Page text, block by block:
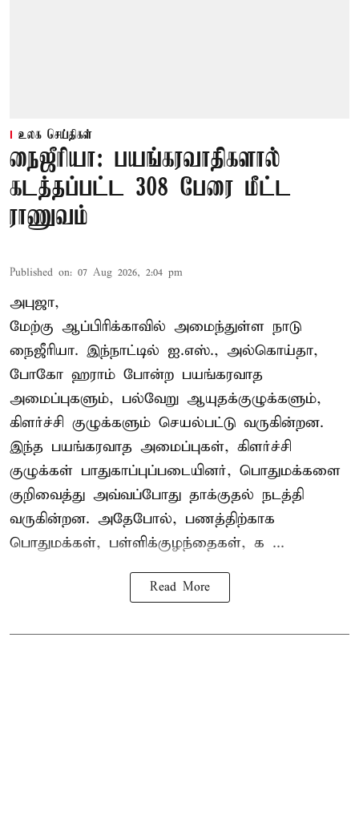
உலக செய்திகள்
நைஜீரியா: பயங்கரவாதிகளால்
கடத்தப்பட்ட 308 பேரை மீட்ட
ராணுவம்
Published on: 07 Aug 2026, 2:04 pm
அபுஜா,
மேற்கு ஆப்பிரிக்காவில் அமைந்துள்ள நாடு
நைஜீரியா. இந்நாட்டில் ஐ.எஸ்., அல்கொய்தா,
போகோ ஹராம் போன்ற பயங்கரவாத
அமைப்புகளும், பல்வேறு ஆயுதக்குழுக்களும்,
கிளர்ச்சி குழுக்களும் செயல்பட்டு வருகின்றன.
இந்த பயங்கரவாத அமைப்புகள், கிளர்ச்சி
குழுக்கள் பாதுகாப்புப்படையினர், பொதுமக்களை
குறிவைத்து அவ்வப்போது தாக்குதல் நடத்தி
வருகின்றன. அதேபோல், பணத்திற்காக
பொதுமக்கள், பள்ளிக்குழந்தைகள், க ...
Read More